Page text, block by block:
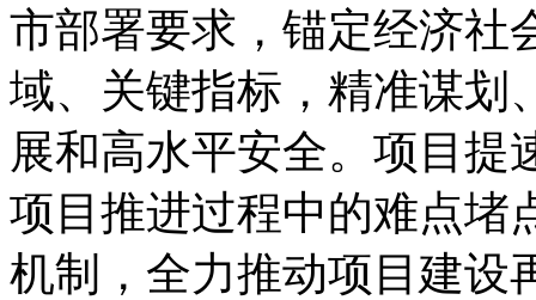
市部署要求，锚定经济社
域、关键指标，精准谋划
展和高水平安全。项目提
项目推进过程中的难点堵
机制，全力推动项目建设